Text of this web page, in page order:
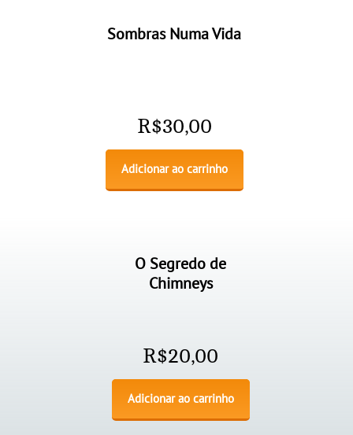
Sombras Numa Vida
R$30,00
Adicionar ao carrinho
O Segredo de
Chimneys
R$20,00
Adicionar ao carrinho